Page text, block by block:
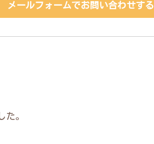
メールフォームでお問い合わせする
た。